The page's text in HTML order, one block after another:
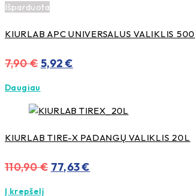
Išparduota
KIURLAB APC UNIVERSALUS VALIKLIS
7,90€ Original
was:
7,90 €.
5,92€
5,92 €.
Daugiau
KIURLAB TIRE-X PADANGŲ VALIKLIS 20L
110,90€ Original
77,63€
Į krepšelį